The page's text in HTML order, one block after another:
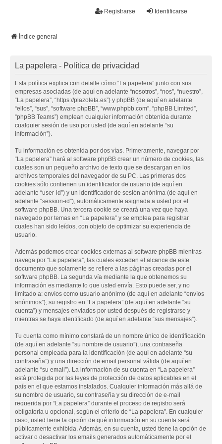
Identificarse
Registrarse
Índice general
La papelera - Política de privacidad
Esta política explica con detalle cómo “La papelera” junto con sus
empresas asociadas (de aquí en adelante “nosotros”, “nos”, “nuestro”,
“La papelera”, “https://plazoleta.es”) y phpBB (de aquí en adelante
“ellos”, “sus”, “software phpBB”, “www.phpbb.com”, “phpBB Limited”,
“phpBB Teams”) emplean cualquier información obtenida durante
cualquier sesión de uso por usted (de aquí en adelante “su
información”).
Tu información es obtenida por dos vías. Primeramente, navegar por
“La papelera” hará al software phpBB crear un número de cookies, las
cuales son un pequeño archivo de texto que se descargan en los
archivos temporales del navegador de su PC. Las primeras dos
cookies sólo contienen un identificador de usuario (de aquí en
adelante “user-id”) y un identificador de sesión anónima (de aquí en
adelante “session-id”), automáticamente asignada a usted por el
software phpBB. Una tercera cookie se creará una vez que haya
navegado por temas en “La papelera” y se emplea para registrar
cuales han sido leídos, con objeto de optimizar su experiencia de
usuario.
Además podemos crear cookies externas al software phpBB mientras
navega por “La papelera”, las cuales exceden el alcance de este
documento que solamente se refiere a las páginas creadas por el
software phpBB. La segunda vía mediante la que obtenemos su
información es mediante lo que usted envía. Esto puede ser, y no
limitado a: envíos como usuario anónimo (de aquí en adelante “envíos
anónimos”), su registro en “La papelera” (de aquí en adelante “su
cuenta”) y mensajes enviados por usted después de registrarse y
mientras se haya identificado (de aquí en adelante “sus mensajes”).
Tu cuenta como mínimo constará de un nombre único de identificación
(de aquí en adelante “su nombre de usuario”), una contraseña
personal empleada para la identificación (de aquí en adelante “su
contraseña”) y una dirección de email personal válida (de aquí en
adelante “su email”). La información de su cuenta en “La papelera”
está protegida por las leyes de protección de datos aplicables en el
país en el que estamos instalados. Cualquier información más allá de
su nombre de usuario, su contraseña y su dirección de e-mail
requerida por “La papelera” durante el proceso de registro será
obligatoria u opcional, según el criterio de “La papelera”. En cualquier
caso, usted tiene la opción de qué información en su cuenta será
públicamente exhibida. Además, en su cuenta, usted tiene la opción de
activar o desactivar los emails generados automáticamente por el